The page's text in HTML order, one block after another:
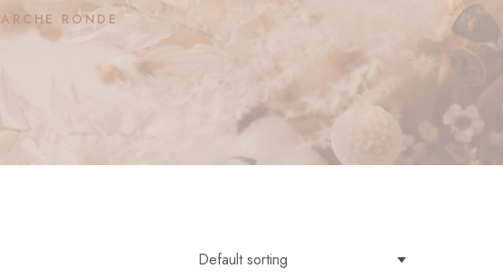
ARCHE RONDE